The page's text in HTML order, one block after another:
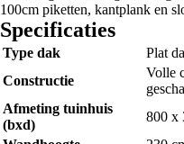
100cm piketten, kantplank en
Specificaties
Type dak
Plat
Constructie
Volle
Afmeting tuinhuis
(bxd)
800 x